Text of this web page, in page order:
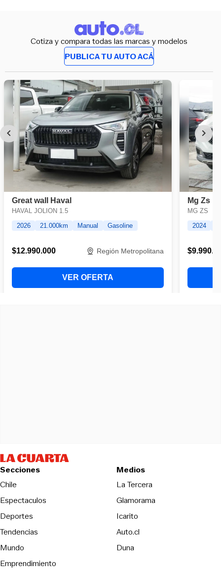
Cotiza y compara todas las marcas y modelos
PUBLICA TU AUTO ACÁ
Secciones
Chile
Espectaculos
Deportes
Tendencias
Mundo
Emprendimiento
Medios
La TerceraOpens in new
Glamorama
Icarito
Auto.cl
DunaOpens in new window